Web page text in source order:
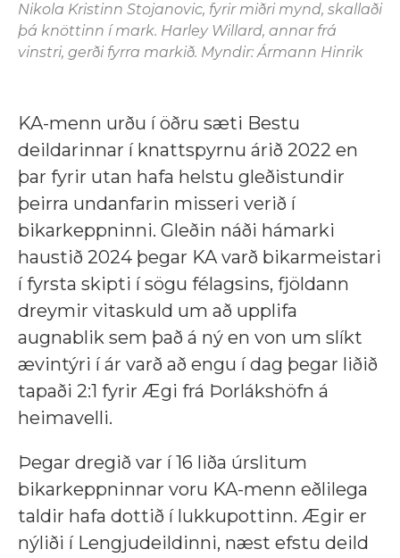
Nikola Kristinn Stojanovic, fyrir miðri mynd, skallaði
þá knöttinn í mark. Harley Willard, annar frá
vinstri, gerði fyrra markið. Myndir: Ármann Hinrik
KA-menn urðu í öðru sæti Bestu
deildarinnar í knattspyrnu árið 2022 en
þar fyrir utan hafa helstu gleðistundir
þeirra undanfarin misseri verið í
bikarkeppninni. Gleðin náði hámarki
haustið 2024 þegar KA varð bikarmeistari
í fyrsta skipti í sögu félagsins, fjöldann
dreymir vitaskuld um að upplifa
augnablik sem það á ný en von um slíkt
ævintýri í ár varð að engu í dag þegar liðið
tapaði 2:1 fyrir Ægi frá Þorlákshöfn á
heimavelli.
Þegar dregið var í 16 liða úrslitum
bikarkeppninnar voru KA-menn eðlilega
taldir hafa dottið í lukkupottinn. Ægir er
nýliði í Lengjudeildinni, næst efstu deild